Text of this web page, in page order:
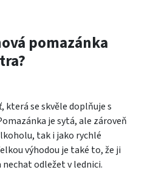
pomazánka
která se skvěle doplňuje s
je sytá, ale zároveň
tak i jako rychlé
výhodou je také to, že ji
odležet v lednici.